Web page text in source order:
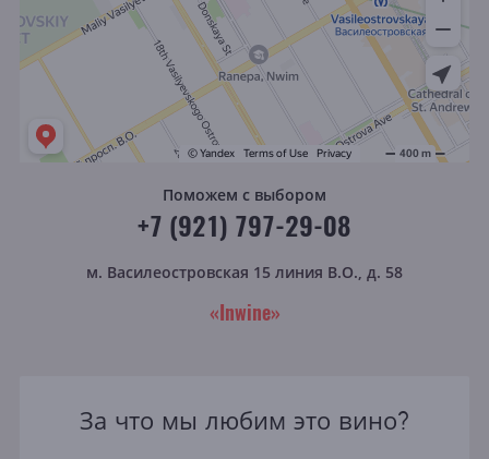
Поможем с выбором
+7 (921) 797-29-08
м. Василеостровская 15 линия В.О., д. 58
«Inwine»
За что мы любим это вино?